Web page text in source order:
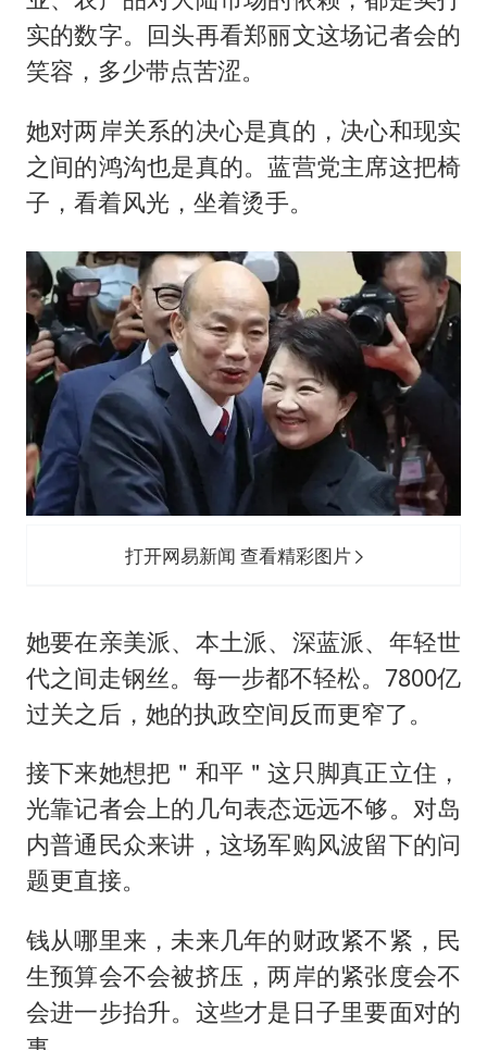
实的数字。回头再看郑丽文这场记者会的
笑容，多少带点苦涩。
她对两岸关系的决心是真的，决心和现实
之间的鸿沟也是真的。蓝营党主席这把椅
子，看着风光，坐着烫手。
打开网易新闻 查看精彩图片
她要在亲美派、本土派、深蓝派、年轻世
代之间走钢丝。每一步都不轻松。7800亿
过关之后，她的执政空间反而更窄了。
接下来她想把＂和平＂这只脚真正立住，
光靠记者会上的几句表态远远不够。对岛
内普通民众来讲，这场军购风波留下的问
题更直接。
钱从哪里来，未来几年的财政紧不紧，民
生预算会不会被挤压，两岸的紧张度会不
会进一步抬升。这些才是日子里要面对的